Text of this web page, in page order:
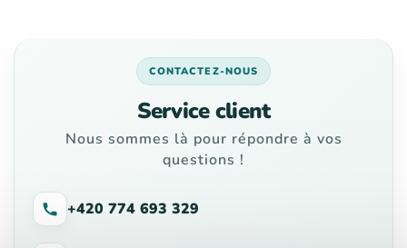
CONTACTEZ-NOUS
Service client
Nous sommes là pour répondre à vos
questions !
+420 774 693 329